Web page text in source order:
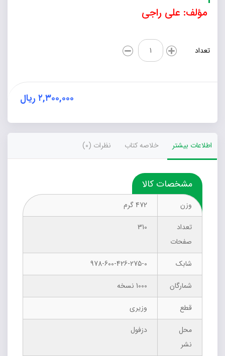
مؤلف: علی راجی
تعداد
شانس
یا
تقدیر
۲,۳۰۰,۰۰۰ ریال
اطلاعات بیشتر خلاصه کتاب نظرات (0)
مشخصات کالا
وزن
472 گرم
تعداد
صفحات
310
شابک
978-600-426-275-0
شمارگان
1000 نسخه
قطع
وزیری
محل
نشر
دزفول